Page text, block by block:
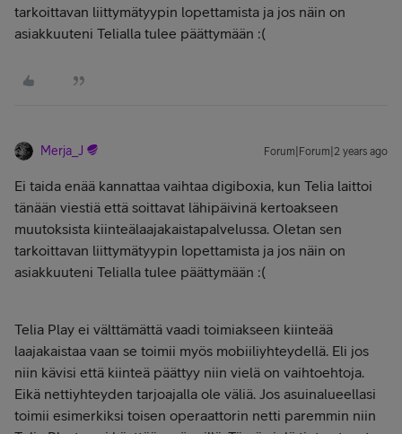
tarkoittavan liittymätyypin lopettamista ja jos näin on
asiakkuuteni Telialla tulee päättymään :(
Merja_J Forum|Forum|2 years ago
Ei taida enää kannattaa vaihtaa digiboxia, kun Telia laittoi
tänään viestiä että soittavat lähipäivinä kertoakseen
muutoksista kiinteälaajakaistapalvelussa. Oletan sen
tarkoittavan liittymätyypin lopettamista ja jos näin on
asiakkuuteni Telialla tulee päättymään :(
Telia Play ei välttämättä vaadi toimiakseen kiinteää
laajakaistaa vaan se toimii myös mobiiliyhteydellä. Eli jos
niin kävisi että kiinteä päättyy niin vielä on vaihtoehtoja.
Eikä nettiyhteyden tarjoajalla ole väliä. Jos asuinalueellasi
toimii esimerkiksi toisen operaattorin netti paremmin niin